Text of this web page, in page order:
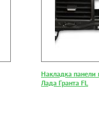
Накладка панели
Лада Гранта FL